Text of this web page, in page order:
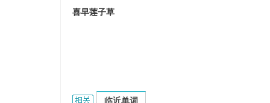
喜早莲子草
A lternanthera philoxeroides的相关资料：
临近单词